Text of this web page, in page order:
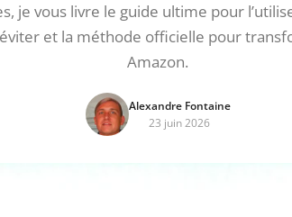
je vous livre le guide ultime pour
et la méthode officielle pour
Amazon.
Alexandre Fontaine
23 juin 2026